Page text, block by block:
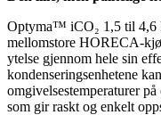
Optyma™ iCO₂ 1,5 til 4,6
mellomstore HORECA-
ytelse gjennom hele sin
kondenseringsenhetene
omgivelsestemperaturer
som gir raskt og enkelt